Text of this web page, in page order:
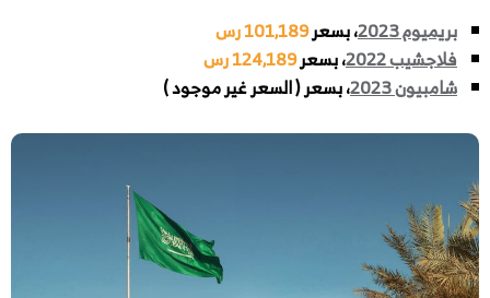
بريميوم 2023 ، بسعر101,189 رس
فلاجشيب 2022
، بسعر124,189 رس
شامبيون 2023
، بسعر ( السعر غير موجود )